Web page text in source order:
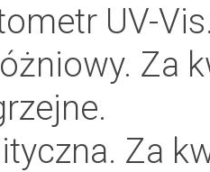
UV-
Za
Za